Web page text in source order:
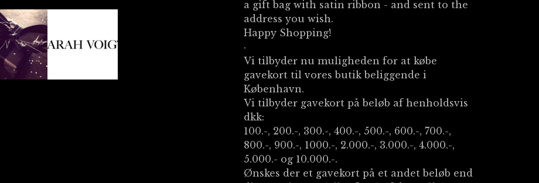
a gift bag with satin ribbon - and sent to the
address you wish.
Happy Shopping!
·
Vi tilbyder nu muligheden for at købe
gavekort til vores butik beliggende i
København.
Vi tilbyder gavekort på beløb af henholdsvis
dkk:
100.-, 200.-, 300.-, 400.-, 500.-, 600.-, 700.-,
800.-, 900.-, 1000.-, 2.000.-, 3.000.-, 4.000.-,
5.000.- og 10.000.-.
Ønskes der et gavekort på et andet beløb end